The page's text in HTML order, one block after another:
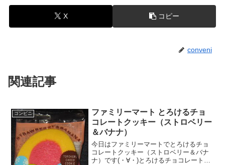
X コピー
conveni
関連記事
コンビニ
ファミリーマート とろけるチョ
コレートクッキー（ストロベリー
＆バナナ）
今日はファミリーマートでとろけるチョ
コレートクッキー（ストロベリー＆バナ
ナ）です(・∀・)とろけるチョコレートク